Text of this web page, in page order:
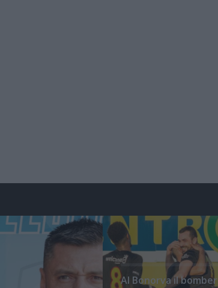
Al Bonorva il bomber